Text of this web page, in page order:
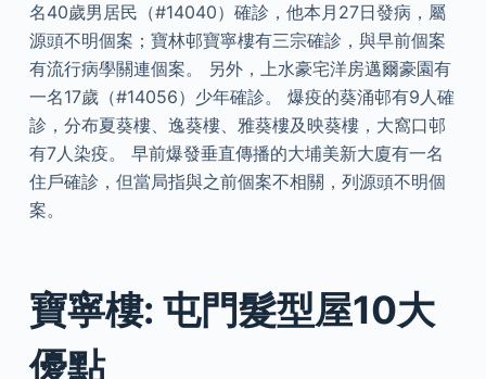
名40歲男居民（#14040）確診，他本月27日發病，屬
源頭不明個案；寶林邨寶寧樓有三宗確診，與早前個案
有流行病學關連個案。 另外，上水豪宅洋房邁爾豪園有
一名17歲（#14056）少年確診。 爆疫的葵涌邨有9人確
診，分布夏葵樓、逸葵樓、雅葵樓及映葵樓，大窩口邨
有7人染疫。 早前爆發垂直傳播的大埔美新大廈有一名
住戶確診，但當局指與之前個案不相關，列源頭不明個
案。
寶寧樓: 屯門髮型屋10大
優點